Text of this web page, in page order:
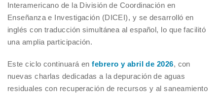
Interamericano de la División de Coordinación en
Enseñanza e Investigación (DICEI), y se desarrolló en
inglés con traducción simultánea al español, lo que facilitó
una amplia participación.
Este ciclo continuará enfebrero y abril de 2026, con
nuevas charlas dedicadas a la depuración de aguas
residuales con recuperación de recursos y al saneamiento